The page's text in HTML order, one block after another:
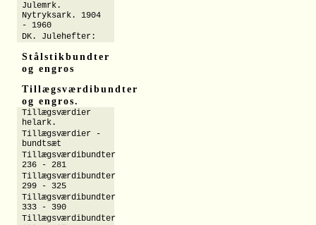
Julemrk.
Nytryksark. 1904
- 1960
DK. Julehefter:
Stålstikbundter
og engros
Tillægsværdibundter
og engros.
Tillægsværdier
helark.
Tillægsværdier -
bundtsæt
Tillægsværdibundter
236 - 281
Tillægsværdibundter
299 - 325
Tillægsværdibundter
333 - 390
Tillægsværdibundter